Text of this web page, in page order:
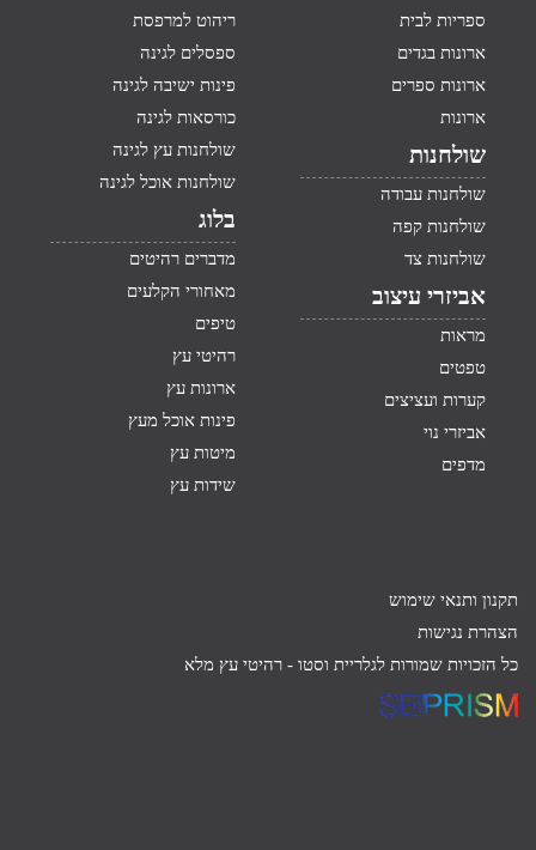
ספריות לבית
ארונות בגדים
ארונות ספרים
ארונות
שולחנות
שולחנות עבודה
שולחנות קפה
שולחנות צד
אביזרי עיצוב
מראות
טפטים
קערות ועציצים
אביזרי נוי
מדפים
ריהוט למרפסת
ספסלים לגינה
פינות ישיבה לגינה
כורסאות לגינה
שולחנות עץ לגינה
שולחנות אוכל לגינה
בלוג
מדברים רהיטים
מאחורי הקלעים
טיפים
רהיטי עץ
ארונות עץ
פינות אוכל מעץ
מיטות עץ
שידות עץ
תקנון ותנאי שימוש
הצהרת נגישות
כל הזכויות שמורות לגלריית וסטו - רהיטי עץ מלא